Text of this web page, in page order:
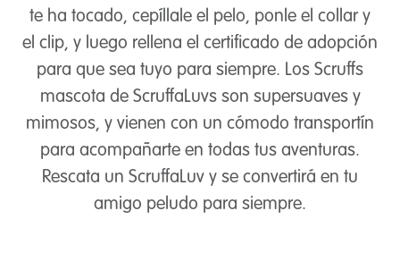
te ha tocado, cepíllale el pelo, ponle el collar y
el clip, y luego rellena el certificado de adopción
para que sea tuyo para siempre. Los Scruffs
mascota de ScruffaLuvs son supersuaves y
mimosos, y vienen con un cómodo transportín
para acompañarte en todas tus aventuras.
Rescata un ScruffaLuv y se convertirá en tu
amigo peludo para siempre.